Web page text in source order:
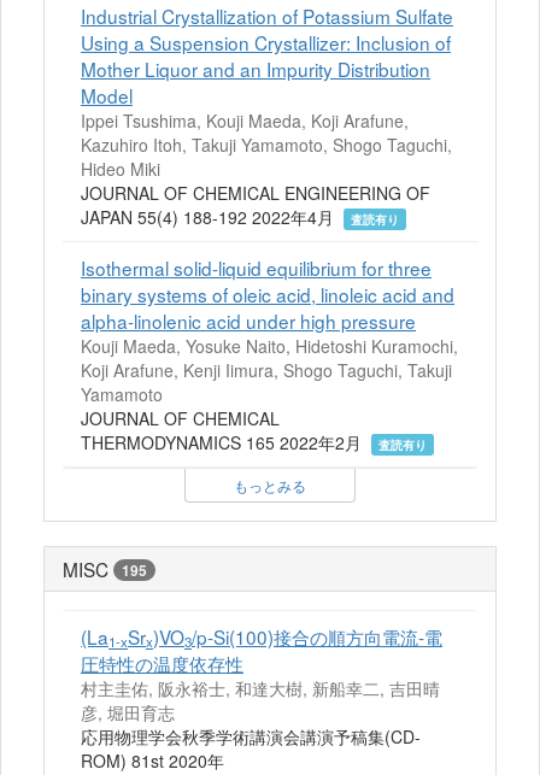
Industrial Crystallization of Potassium Sulfate
Using a Suspension Crystallizer: Inclusion of
Mother Liquor and an Impurity Distribution
Model
Ippei Tsushima, Kouji Maeda, Koji Arafune,
Kazuhiro Itoh, Takuji Yamamoto, Shogo Taguchi,
Hideo Miki
JOURNAL OF CHEMICAL ENGINEERING OF
JAPAN 55(4) 188-192 2022年4月
査読有り
Isothermal solid-liquid equilibrium for three
binary systems of oleic acid, linoleic acid and
alpha-linolenic acid under high pressure
Kouji Maeda, Yosuke Naito, Hidetoshi Kuramochi,
Koji Arafune, Kenji Iimura, Shogo Taguchi, Takuji
Yamamoto
JOURNAL OF CHEMICAL
THERMODYNAMICS 165 2022年2月
査読有り
もっとみる
MISC 195
(La1-xSrx)VO3/p-Si(100)接合の順方向電流-電
圧特性の温度依存性
村主圭佑, 阪永裕士, 和達大樹, 新船幸二, 吉田晴
彦, 堀田育志
応用物理学会秋季学術講演会講演予稿集(CD-
ROM) 81st 2020年